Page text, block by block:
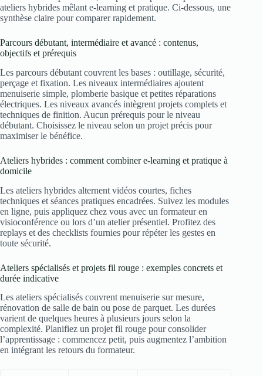
ateliers hybrides mêlant e-learning et pratique. Ci-dessous, une
synthèse claire pour comparer rapidement.
Parcours débutant, intermédiaire et avancé : contenus,
objectifs et prérequis
Les parcours débutant couvrent les bases : outillage, sécurité,
perçage et fixation. Les niveaux intermédiaires ajoutent
menuiserie simple, plomberie basique et petites réparations
électriques. Les niveaux avancés intègrent projets complets et
techniques de finition. Aucun prérequis pour le niveau
débutant. Choisissez le niveau selon un projet précis pour
maximiser le bénéfice.
Ateliers hybrides : comment combiner e-learning et pratique à
domicile
Les ateliers hybrides alternent vidéos courtes, fiches
techniques et séances pratiques encadrées. Suivez les modules
en ligne, puis appliquez chez vous avec un formateur en
visioconférence ou lors d’un atelier présentiel. Profitez des
replays et des checklists fournies pour répéter les gestes en
toute sécurité.
Ateliers spécialisés et projets fil rouge : exemples concrets et
durée indicative
Les ateliers spécialisés couvrent menuiserie sur mesure,
rénovation de salle de bain ou pose de parquet. Les durées
varient de quelques heures à plusieurs jours selon la
complexité. Planifiez un projet fil rouge pour consolider
l’apprentissage : commencez petit, puis augmentez l’ambition
en intégrant les retours du formateur.